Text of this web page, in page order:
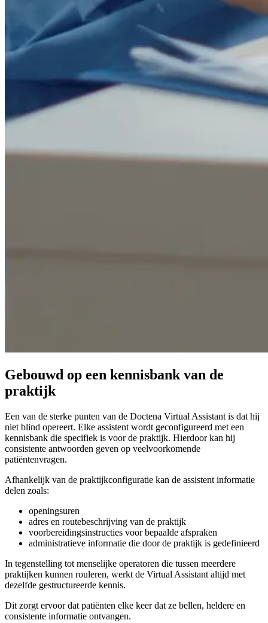
Gebouwd op een kennisbank van de
praktijk
Een van de sterke punten van de Doctena Virtual Assistant is dat hij
niet blind opereert. Elke assistent wordt geconfigureerd met een
kennisbank die specifiek is voor de praktijk. Hierdoor kan hij
consistente antwoorden geven op veelvoorkomende
patiëntenvragen.
Afhankelijk van de praktijkconfiguratie kan de assistent informatie
delen zoals:
openingsuren
adres en routebeschrijving van de praktijk
voorbereidingsinstructies voor bepaalde afspraken
administratieve informatie die door de praktijk is gedefinieerd
In tegenstelling tot menselijke operatoren die tussen meerdere
praktijken kunnen rouleren, werkt de Virtual Assistant altijd met
dezelfde gestructureerde kennis.
Dit zorgt ervoor dat patiënten elke keer dat ze bellen, heldere en
consistente informatie ontvangen.